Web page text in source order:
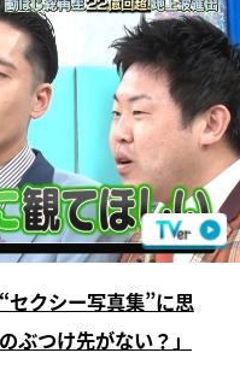
セクシー写真集”に思
つけ先がない？」